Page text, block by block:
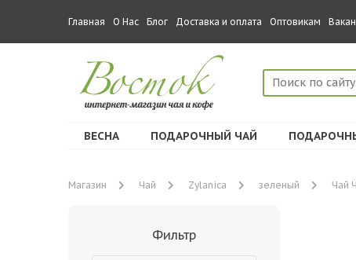
Главная О Нас Блог Доставка и оплата Оптовикам
ВЕСНА ПОДАРОЧНЫЙ ЧАЙ
Магазин Чай Zylanica зеленый Чай
Фильтр